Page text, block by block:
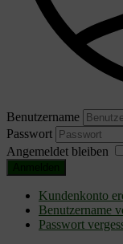
Benutzername
Passwort
Angemeldet bleiben
Kundenkonto
Benutzername
Passwort